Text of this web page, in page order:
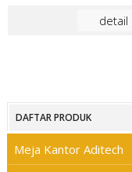
detail
DAFTAR PRODUK
Meja Kantor Aditech